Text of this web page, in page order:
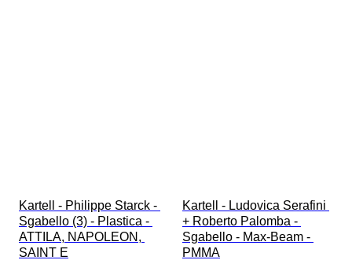
Kartell - Philippe Starck -
Sgabello (3) - Plastica -
ATTILA, NAPOLEON,
SAINT E
Kartell - Ludovica Serafini
+ Roberto Palomba -
Sgabello - Max-Beam -
PMMA